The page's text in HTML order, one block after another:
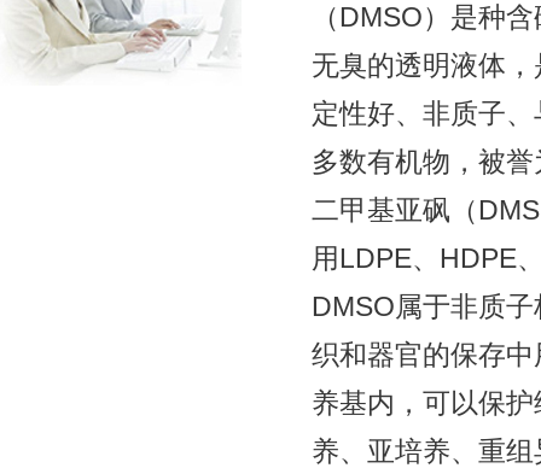
（DMSO）是种
无臭的透明液体
定性好、非质子
多数有机物，被誉
二甲基亚砜（
用LDPE、HDPE
DMSO属于非质
织和器官的保存
养基内，可以保
养、亚培养、重